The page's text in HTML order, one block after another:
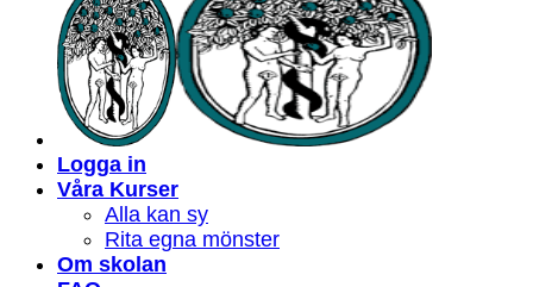
Logga in
Våra Kurser
Alla kan sy
Rita egna mönster
Om skolan